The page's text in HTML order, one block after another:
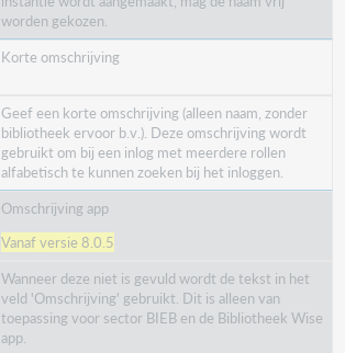
worden gekozen.
Korte omschrijving
Geef een korte omschrijving (alleen naam, zonder
bibliotheek ervoor b.v.). Deze omschrijving wordt
gebruikt om bij een inlog met meerdere rollen
alfabetisch te kunnen zoeken bij het inloggen.
Omschrijving app
Vanaf versie 8.0.5
Wanneer deze niet is gevuld wordt de tekst in het
veld 'Omschrijving' gebruikt. Dit is alleen van
toepassing voor sector BIEB en de Bibliotheek Wise
app.